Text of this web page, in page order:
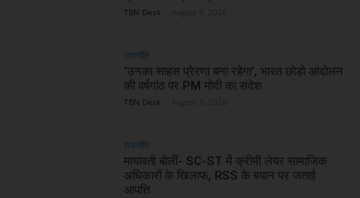
TBN Desk
राजनीति
‘उनका साहस प्रेरणा बना रहेगा’, भारत छोड़ो आंदोलन
की वर्षगांठ पर PM मोदी का संदेश
TBN Desk
राजनीति
मायावती बोलीं- SC-ST में क्रीमी लेयर सामाजिक
अधिकारों के खिलाफ, RSS के बयान पर जताई
आपत्ति